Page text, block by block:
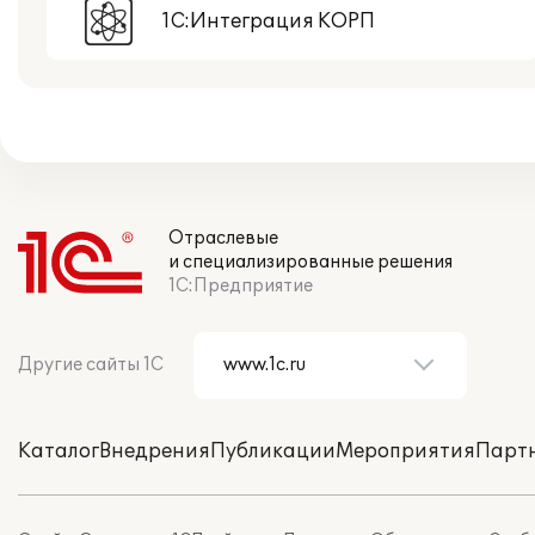
1С:Интеграция КОРП
Отраслевые
и специализированные решения
1С:Предприятие
Другие сайты 1С
КаталогВнедренияПубликацииМероприятия